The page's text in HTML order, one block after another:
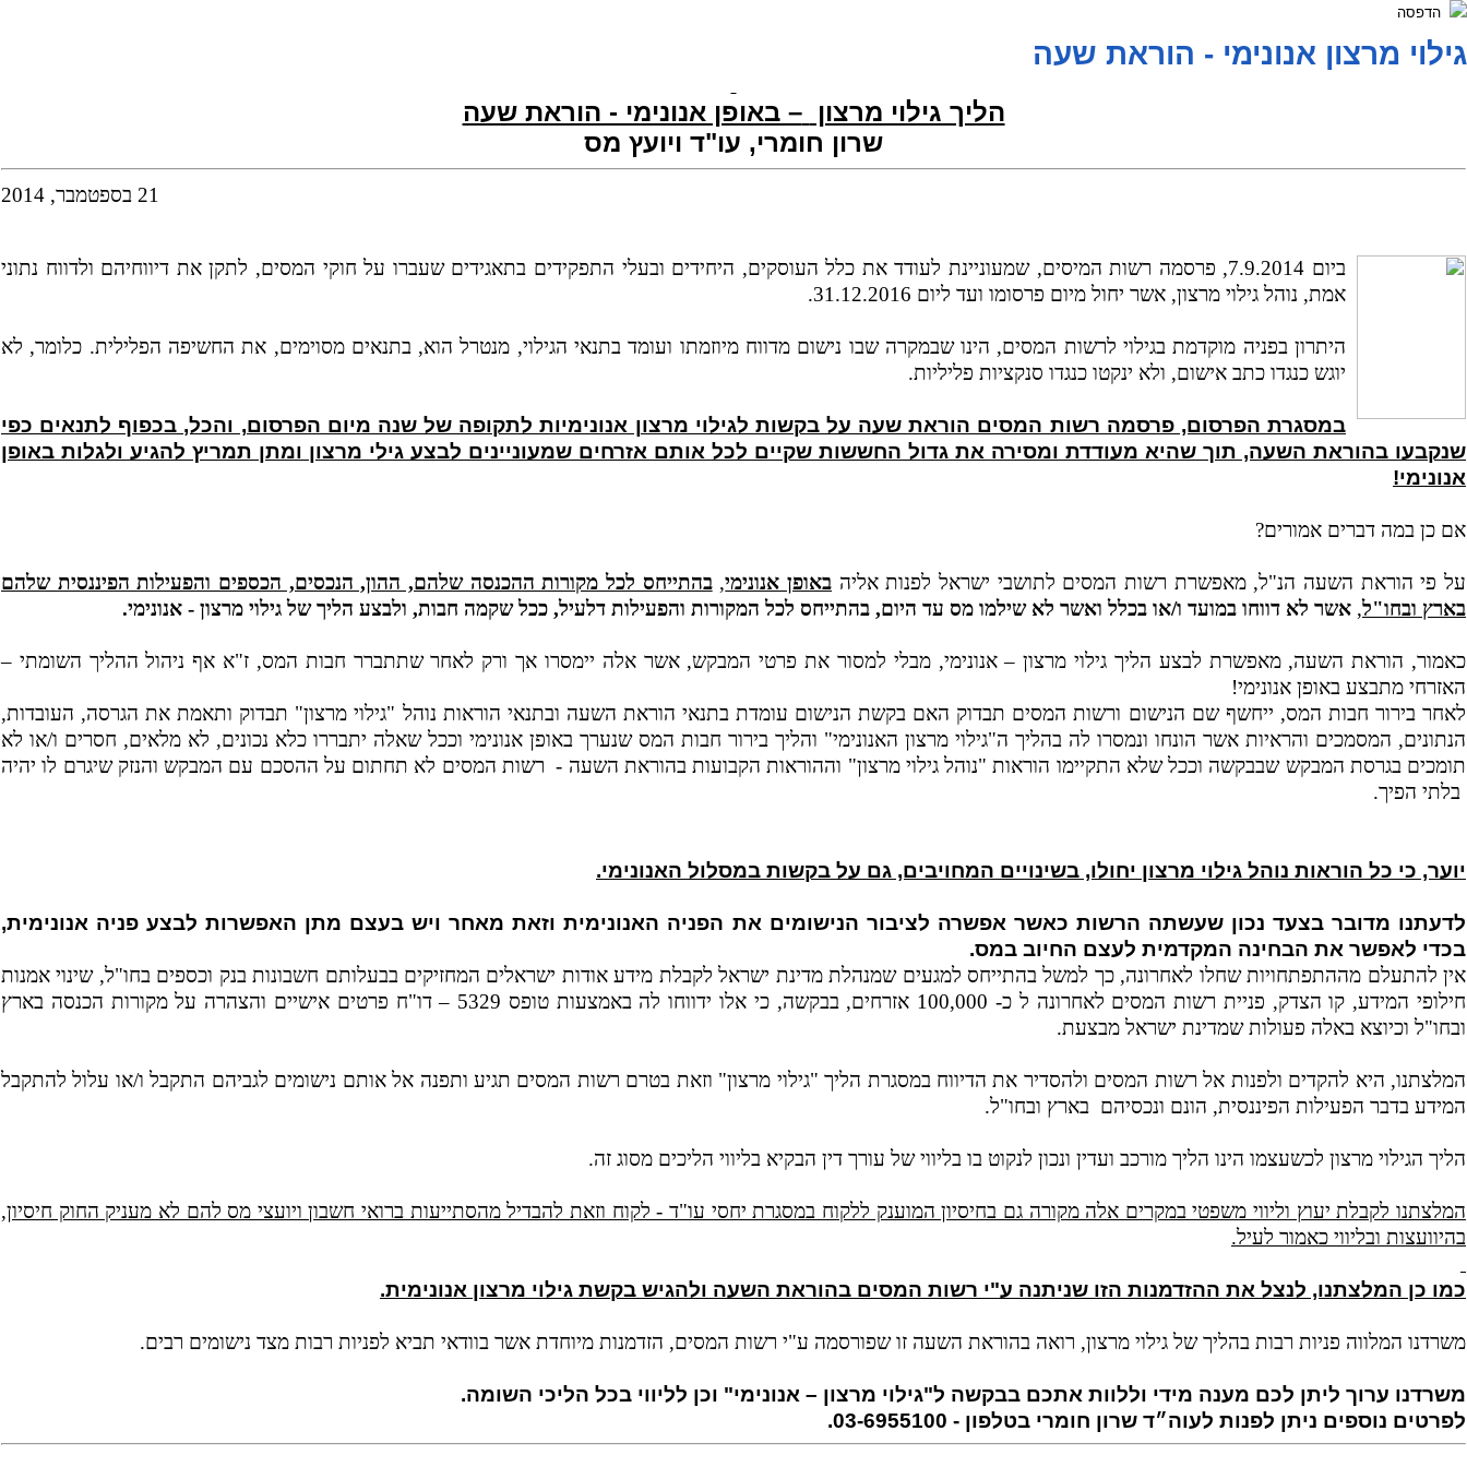
הדפסה
גילוי מרצון אנונימי - הוראת שעה
הליך גילוי מרצון
– באופן אנונימי - הוראת שעה
שרון חומרי, עו"ד ויועץ מס
21 בספטמבר, 2014
ביום 7.9.2014, פרסמה רשות המיסים, שמעוניינת לעודד את כלל העוסקים, היחידים ובעלי התפקידים בתאגידים שעברו על חוקי המסים, לתקן את דיווחיהם ולדווח נתוני
אמת, נוהל גילוי מרצון, אשר יחול מיום פרסומו ועד ליום 31.12.2016.
היתרון בפניה מוקדמת בגילוי לרשות המסים, הינו שבמקרה שבו נישום מדווח מיוזמתו ועומד בתנאי הגילוי, מנטרל הוא, בתנאים מסוימים, את החשיפה הפלילית. כלומר, לא
יוגש כנגדו כתב אישום, ולא ינקטו כנגדו סנקציות פליליות.
במסגרת הפרסום, פרסמה רשות המסים הוראת שעה על בקשות לגילוי מרצון אנונימיות לתקופה של שנה מיום הפרסום, והכל, בכפוף לתנאים כפי
שנקבעו בהוראת השעה, תוך שהיא מעודדת ומסירה את גדול החששות שקיים לכל אותם אזרחים שמעוניינים לבצע גילי מרצון ומתן תמריץ להגיע ולגלות באופן
אנונימי!
אם כן במה דברים אמורים?
על פי הוראת השעה הנ"ל, מאפשרת רשות המסים לתושבי ישראל לפנות אליה באופן אנונימי,בהתייחס לכל מקורות ההכנסה שלהם, ההון, הנכסים, הכספים והפעילות הפיננסית שלהם
בארץ ובחו"ל, אשר לא דווחו במועד ו/או בכלל ואשר לא שילמו מס עד היום, בהתייחס לכל המקורות והפעילות דלעיל, ככל שקמה חבות, ולבצע הליך של גילוי מרצון - אנונימי.
כאמור, הוראת השעה, מאפשרת לבצע הליך גילוי מרצון – אנונימי, מבלי למסור את פרטי המבקש, אשר אלה יימסרו אך ורק לאחר שתתברר חבות המס, ז"א אף ניהול ההליך השומתי –
האזרחי מתבצע באופן אנונימי!
לאחר בירור חבות המס, ייחשף שם הנישום ורשות המסים תבדוק האם בקשת הנישום עומדת בתנאי הוראת השעה ובתנאי הוראות נוהל "גילוי מרצון" תבדוק ותאמת את הגרסה, העובדות,
הנתונים, המסמכים והראיות אשר הונחו ונמסרו לה בהליך ה"גילוי מרצון האנונימי" והליך בירור חבות המס שנערך באופן אנונימי וככל שאלה יתבררו כלא נכונים, לא מלאים, חסרים ו/או לא
תומכים בגרסת המבקש שבבקשה וככל שלא התקיימו הוראות "נוהל גילוי מרצון" וההוראות הקבועות בהוראת השעה - רשות המסים לא תחתום על ההסכם עם המבקש והנזק שיגרם לו יהיה
בלתי הפיך.
יוער, כי כל הוראות נוהל גילוי מרצון יחולו, בשינויים המחויבים, גם על בקשות במסלול האנונימי.
לדעתנו מדובר בצעד נכון שעשתה הרשות כאשר אפשרה לציבור הנישומים את הפניה האנונימית וזאת מאחר ויש בעצם מתן האפשרות לבצע פניה אנונימית,
בכדי לאפשר את הבחינה המקדמית לעצם החיוב במס.
אין להתעלם מההתפתחויות שחלו לאחרונה, כך למשל בהתייחס למגעים שמנהלת מדינת ישראל לקבלת מידע אודות ישראלים המחזיקים בבעלותם חשבונות בנק וכספים בחו"ל, שינוי אמנות
חילופי המידע, קו הצדק, פניית רשות המסים לאחרונה ל כ- 100,000 אזרחים, בבקשה, כי אלו ידווחו לה באמצעות טופס 5329 – דו"ח פרטים אישיים והצהרה על מקורות הכנסה בארץ
ובחו"ל וכיוצא באלה פעולות שמדינת ישראל מבצעת.
המלצתנו, היא להקדים ולפנות אל רשות המסים ולהסדיר את הדיווח במסגרת הליך "גילוי מרצון" וזאת בטרם רשות המסים תגיע ותפנה אל אותם נישומים לגביהם התקבל ו/או עלול להתקבל
המידע בדבר הפעילות הפיננסית, הונם ונכסיהם בארץ ובחו"ל.
הליך הגילוי מרצון לכשעצמו הינו הליך מורכב ועדין ונכון לנקוט בו בליווי של עורך דין הבקיא בליווי הליכים מסוג זה.
המלצתנו לקבלת יעוץ וליווי משפטי במקרים אלה מקורה גם בחיסיון המוענק ללקוח במסגרת יחסי עו"ד - לקוח וזאת להבדיל מהסתייעות ברואי חשבון ויועצי מס להם לא מעניק החוק חיסיון,
בהיוועצות ובליווי כאמור לעיל.
כמו כן המלצתנו, לנצל את ההזדמנות הזו שניתנה ע"י רשות המסים בהוראת השעה ולהגיש בקשת גילוי מרצון אנונימית.
משרדנו המלווה פניות רבות בהליך של גילוי מרצון, רואה בהוראת השעה זו שפורסמה ע"י רשות המסים, הזדמנות מיוחדת אשר בוודאי תביא לפניות רבות מצד נישומים רבים.
משרדנו ערוך ליתן לכם מענה מידי וללוות אתכם בבקשה ל"גילוי מרצון – אנונימי" וכן לליווי בכל הליכי השומה.
לפרטים נוספים ניתן לפנות לעוה״ד שרון חומרי בטלפון - 03-6955100.